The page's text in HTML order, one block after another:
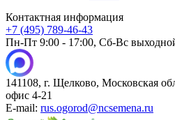
Контактная информация
+7 (495) 789-46-43
Пн-Пт 9:00 - 17:00, Сб-Вс
141108, г. Щелково, Московская
офис 4-21
E-mail: rus.ogorod@ncsemena.ru